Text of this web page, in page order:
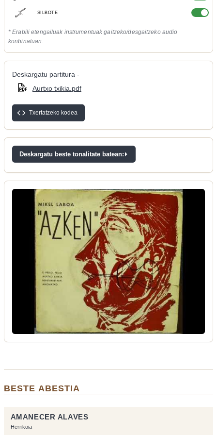
SILBOTE
* Erabili etengailuak instrumentuak gaitzeko/desgaitzeko audio
konbinatuan.
Deskargatu partitura -
Aurtxo txikia.pdf
Txertatzeko kodea
Deskargatu beste tonalitate batean:
BESTE ABESTIA
AMANECER ALAVES
Herrikoia